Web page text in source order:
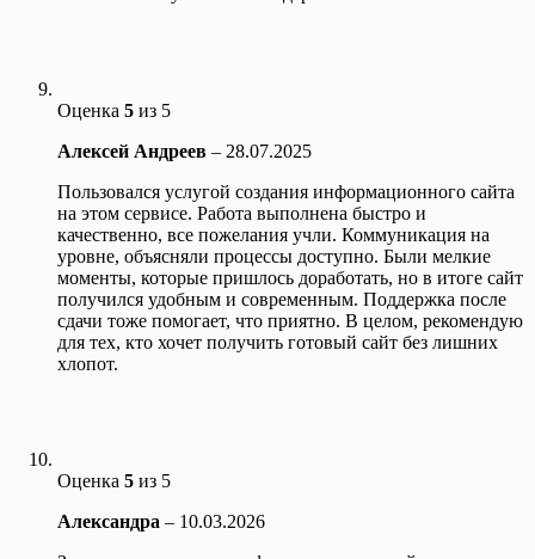
Оценка 5 из 5
Алексей Андреев – 28.07.2025
Пользовался услугой создания информационного сайта
на этом сервисе. Работа выполнена быстро и
качественно, все пожелания учли. Коммуникация на
уровне, объясняли процессы доступно. Были мелкие
моменты, которые пришлось доработать, но в итоге сайт
получился удобным и современным. Поддержка после
сдачи тоже помогает, что приятно. В целом, рекомендую
для тех, кто хочет получить готовый сайт без лишних
хлопот.
Оценка 5 из 5
Александра – 10.03.2026